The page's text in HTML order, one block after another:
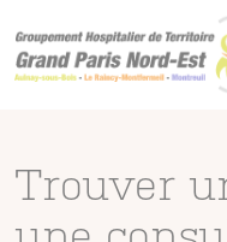
Trouver
Panneau de gestion des